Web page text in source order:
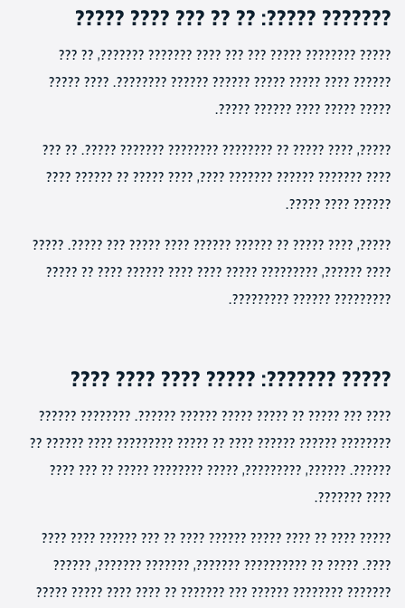
??????? ?????: ?? ?? ??? ???? ?????
????? ???????? ????? ??? ??? ???? ??????? ???????, ?? ???
?????? ???? ????? ????? ?????? ?????? ????????. ???? ?????
????? ????? ???? ?????? ?????.
?????, ???? ????? ?? ???????? ???????? ??????? ?????. ?? ???
???? ??????? ?????? ??????? ????, ???? ????? ?? ?????? ????
?????? ???? ?????.
?????, ???? ????? ?? ?????? ?????? ???? ????? ??? ?????. ?????
???? ??????, ????????? ????? ???? ???? ?????? ???? ?? ?????
????????? ?????? ?????????.
????? ???????: ????? ???? ???? ????
???? ??? ????? ?? ????? ????? ?????? ??????. ???????? ??????
???????? ?????? ?????? ???? ?? ????? ????????? ???? ?????? ??
??????. ??????, ?????????, ????? ???????? ????? ?? ??? ????
???? ???????.
????? ???? ?? ???? ????? ?????? ???? ?? ??? ?????? ???? ????
????. ????? ?? ?????????? ???????, ??????? ???????, ??????
??????? ???????? ?????? ??? ??????? ?? ???? ???? ????? ?????